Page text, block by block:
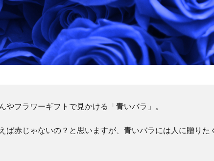
やフラワーギフトで見かける「青いバラ」。
ば赤じゃないの？と思いますが、青いバラには人に贈り